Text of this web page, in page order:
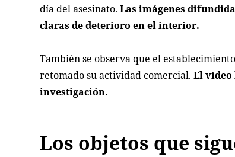
día del asesinato.Las imágenes
claras de deterioro en el interior.
También se observa que el
retomado su actividad comercial.El video
investigación.
Los objetos que